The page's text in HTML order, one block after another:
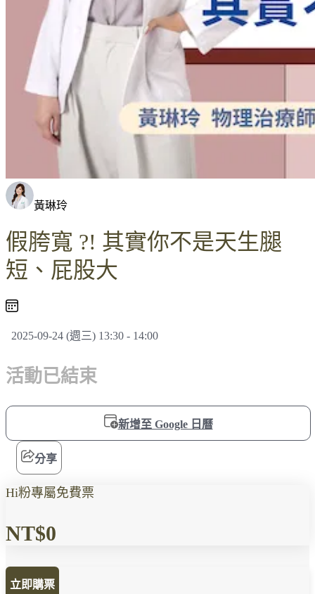
黃琳玲
假胯寬 ?! 其實你不是天生腿
短、屁股大
2025-09-24 (週三) 13:30 - 14:00
活動已結束
新增至 Google 日曆
分享
Hi粉專屬免費票
NT$0
立即購票